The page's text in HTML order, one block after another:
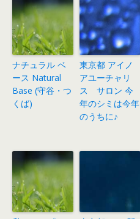
ナチュラル ベ
ース Natural
Base (守谷・つ
くば)
東京都 アイノ
アユーチャリ
ス サロン 今
年のシミは今年
のうちに♪